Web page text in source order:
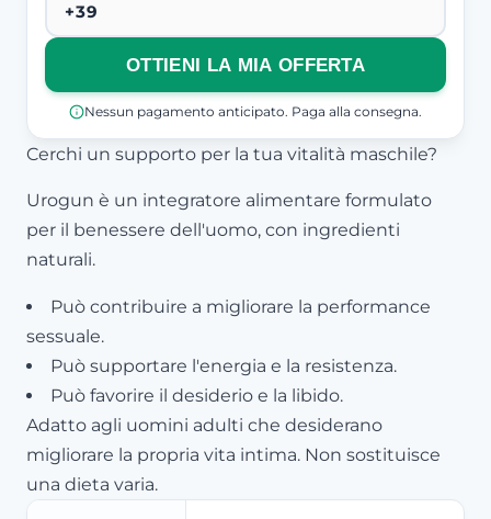
OTTIENI LA MIA OFFERTA
Nessun pagamento anticipato. Paga alla consegna.
Cerchi un supporto per la tua vitalità maschile?
Urogun è un integratore alimentare formulato
per il benessere dell'uomo, con ingredienti
naturali.
Può contribuire a migliorare la performance
sessuale.
Può supportare l'energia e la resistenza.
Può favorire il desiderio e la libido.
Adatto agli uomini adulti che desiderano
migliorare la propria vita intima. Non sostituisce
una dieta varia.